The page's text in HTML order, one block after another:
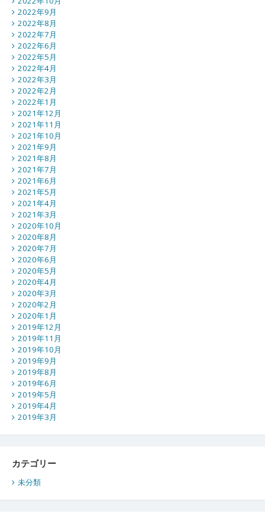
2022年9月
2022年8月
2022年7月
2022年6月
2022年5月
2022年4月
2022年3月
2022年2月
2022年1月
2021年12月
2021年11月
2021年10月
2021年9月
2021年8月
2021年7月
2021年6月
2021年5月
2021年4月
2021年3月
2020年10月
2020年8月
2020年7月
2020年6月
2020年5月
2020年4月
2020年3月
2020年2月
2020年1月
2019年12月
2019年11月
2019年10月
2019年9月
2019年8月
2019年6月
2019年5月
2019年4月
2019年3月
カテゴリー
未分類